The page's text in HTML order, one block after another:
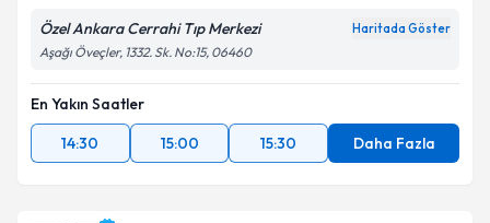
Özel Ankara Cerrahi Tıp Merkezi Haritada Göster
Aşağı Öveçler, 1332. Sk. No:15, 06460
En Yakın Saatler
14:30
15:00 15:30 Daha Fazla